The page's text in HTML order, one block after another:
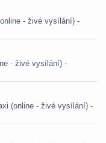
- živé vysílání) -
- živé vysílání) -
(online - živé vysílání) -